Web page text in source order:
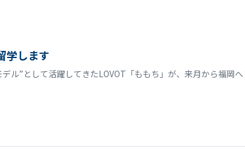
学します
ル”として活躍してきたLOVOT「ももち」が、来月から福岡